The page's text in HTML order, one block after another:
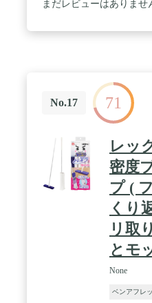
まだレビューはありませ
No.17 71
レッ
密度
プ (
くり
リ取
とモ
None
ベンアフレ